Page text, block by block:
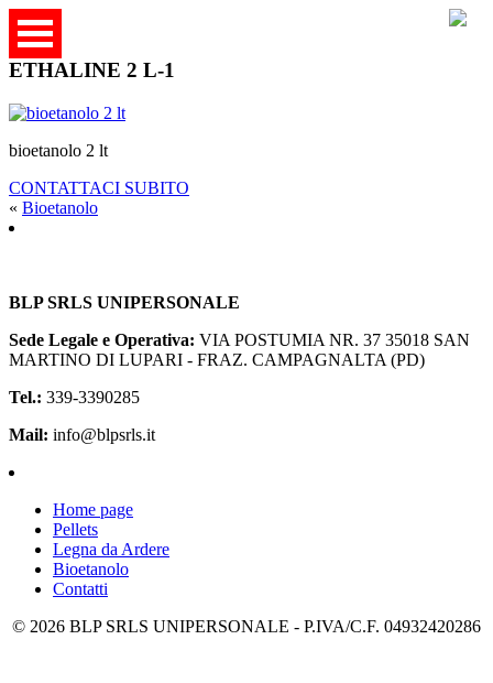
ETHALINE 2 L-1
bioetanolo 2 lt
CONTATTACI SUBITO
« Bioetanolo
BLP SRLS UNIPERSONALE
Sede Legale e Operativa: VIA POSTUMIA NR. 37 35018 SAN
MARTINO DI LUPARI - FRAZ. CAMPAGNALTA (PD)
Tel.: 339-3390285
Mail: info@blpsrls.it
Home page
Pellets
Legna da Ardere
Bioetanolo
Contatti
© 2026 BLP SRLS UNIPERSONALE - P.IVA/C.F. 04932420286